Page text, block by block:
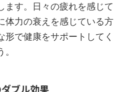
ます。日々の疲れを感じて
体力の衰えを感じている方
形で健康をサポートしてく
ブル効果